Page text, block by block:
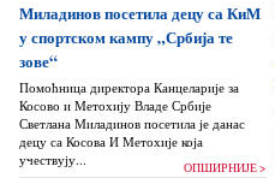
Миладинов посетила децу са КиМ
у спортском кампу „Србија те
зове“
Помоћница директора Канцеларије за
Косово и Метохију Владе Србије
Светлана Миладинов посетила је данас
децу са Косова И Метохије која
учествују...
ОПШИРНИЈЕ >